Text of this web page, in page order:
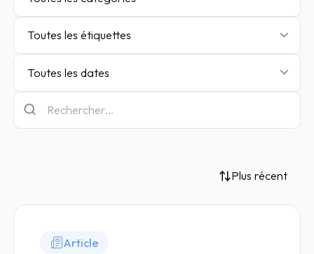
Toutes les étiquettes
Toutes les dates
Plus récent
Article